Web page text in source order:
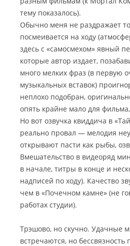
тему показалось).
Обычно меня не раздражает
посмеивается на ходу
здесь с «самосмехом» явный
которые автор издает,
много мелких фраз (в первую
музыкальных вставок)
неплохо подобран,
опять крайне мало для
Но вот озвучка квиддича в
реально провал — мелодия
открывают пасти как рыбы,
Вмешательство в видеоряд
в начале, титры в конце и
надписей по ходу). Качество
чем в «Почечном камне» (не
работах студии).
Трэшово, но скучно. Удачные
встречаются, но бессвязность